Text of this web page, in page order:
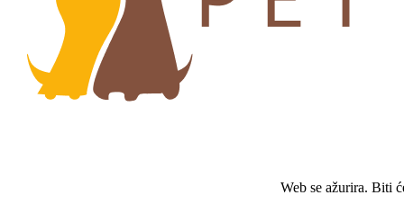
Web se ažurira. Biti